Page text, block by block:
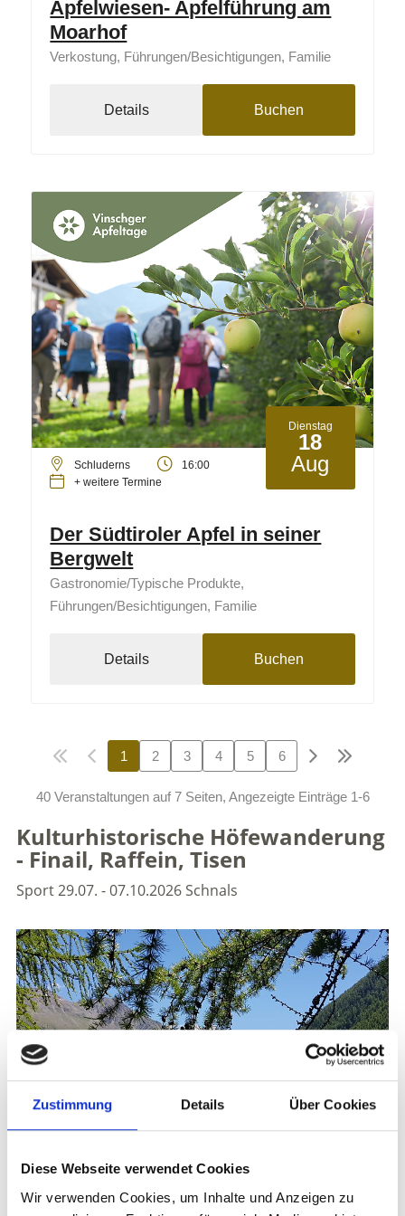
Zustimmung Details Über Cookies
Diese Webseite verwendet Cookies
Wir verwenden Cookies, um Inhalte und Anzeigen zu
Apfelwiesen- Apfelführung am
Moarhof
Verkostung, Führungen/Besichtigungen, Familie
Details Buchen
Dienstag
18
Aug
Schluderns
16:00
+ weitere Termine
Der Südtiroler Apfel in seiner
Bergwelt
Gastronomie/Typische Produkte,
Führungen/Besichtigungen, Familie
Details Buchen
1 2 3 4 5 6
40 Veranstaltungen auf 7 Seiten, Angezeigte Einträge 1-6
Kulturhistorische Höfewanderung
- Finail, Raffein, Tisen
Sport29.07. - 07.10.2026Schnals